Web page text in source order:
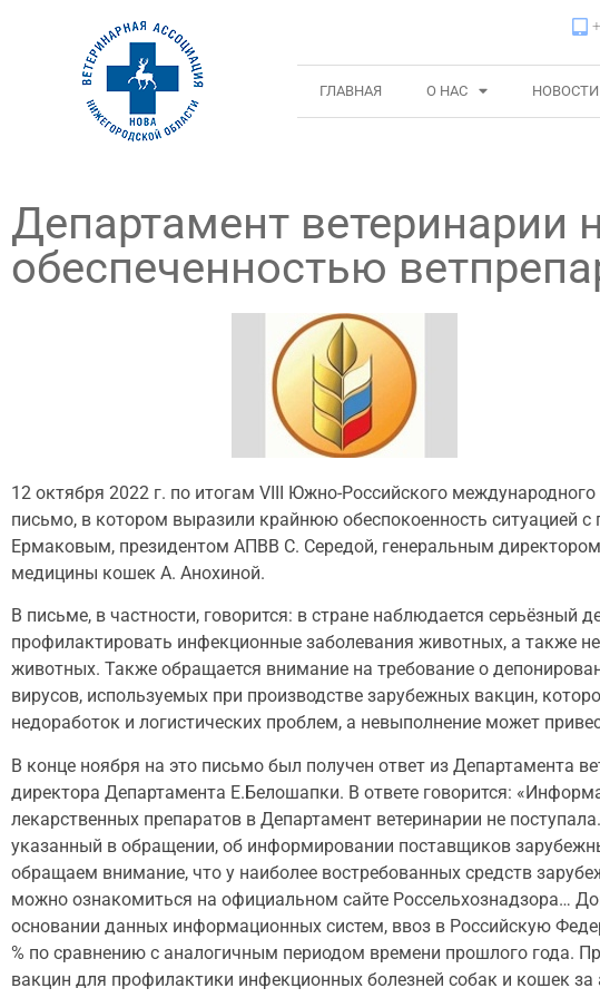
ГЛАВНАЯ О НАС НОВОСТИ
Департамент ветеринарии
обеспеченностью
12 октября 2022 г. по итогам VIII Южно-Российского
письмо, в котором выразили крайнюю обеспокоенность
Ермаковым, президентом АПВВ С. Середой, генеральным
медицины кошек А. Анохиной.
В письме, в частности, говорится: в стране наблюдается
профилактировать инфекционные заболевания животных, а также
животных. Также обращается внимание на требование о
вирусов, используемых при производстве зарубежных вакцин,
недоработок и логистических проблем, а невыполнение может
В конце ноября на это письмо был получен ответ из Департамента
директора Департамента Е.Белошапки. В ответе говорится:
лекарственных препаратов в Департамент ветеринарии не
указанный в обращении, об информировании поставщиков
обращаем внимание, что у наиболее востребованных средств
можно ознакомиться на официальном сайте Россельхознадзора…
основании данных информационных систем, ввоз в Российскую
% по сравнению с аналогичным периодом времени прошлого года.
вакцин для профилактики инфекционных болезней собак и кошек